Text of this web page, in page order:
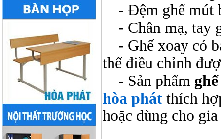
- Đệm ghế mút
- Chân mạ, tay
- Ghế xoay có
thể điều chỉnh
- Sản phẩm
hòa phát thích
hoặc dùng cho